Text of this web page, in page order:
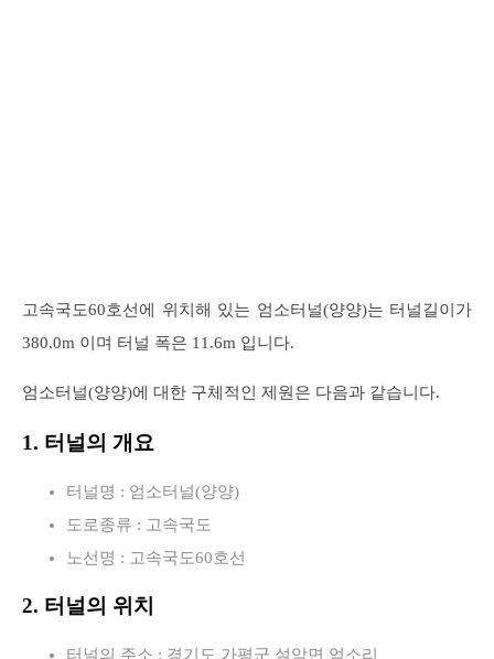
고속국도60호선에 위치해 있는 엄소터널(양양)는 터널길이가
380.0m 이며 터널 폭은 11.6m 입니다.
엄소터널(양양)에 대한 구체적인 제원은 다음과 같습니다.
1. 터널의 개요
터널명 : 엄소터널(양양)
도로종류 : 고속국도
노선명 : 고속국도60호선
2. 터널의 위치
터널의 주소 : 경기도 가평군 설악면 엄소리